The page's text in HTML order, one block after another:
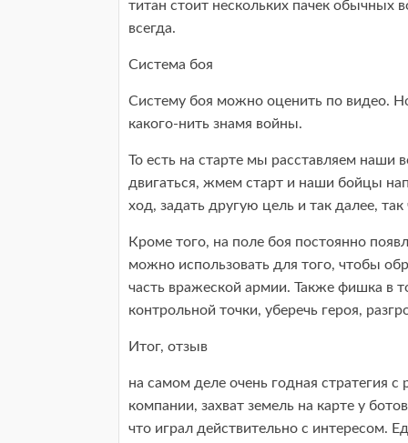
титан стоит нескольких пачек обычных
всегда.
Система боя
Систему боя можно оценить по видео.
какого-нить знамя войны.
То есть на старте мы расставляем наши
двигаться, жмем старт и наши бойцы
ход, задать другую цель и так далее, так
Кроме того, на поле боя постоянно
можно использовать для того, чтобы
часть вражеской армии. Также фишка в
контрольной точки, уберечь героя,
Итог, отзыв
на самом деле очень годная стратегия
компании, захват земель на карте у
что играл действительно с интересом.